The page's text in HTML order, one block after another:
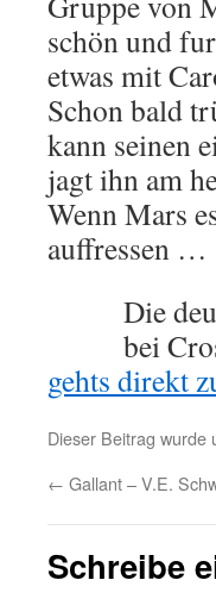
schön und
etwas mit
Schon bald
kann seinen
jagt ihn am
Wenn Mars
auffressen …
Die
bei
gehts direkt
Dieser Beitrag wurde
← Gallant – V.E.
Schreibe